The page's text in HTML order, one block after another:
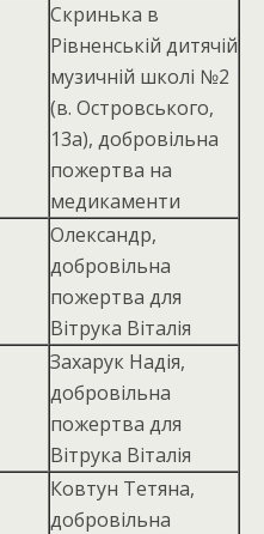
Скринька в
Рівненській дитячій
музичній школі №2
(в. Островського,
13а), добровільна
пожертва на
медикаменти
Олександр,
добровільна
пожертва для
Вітрука Віталія
Захарук Надія,
добровiльна
пожертва для
Вiтрука Вiталiя
Ковтун Тетяна,
добровiльна